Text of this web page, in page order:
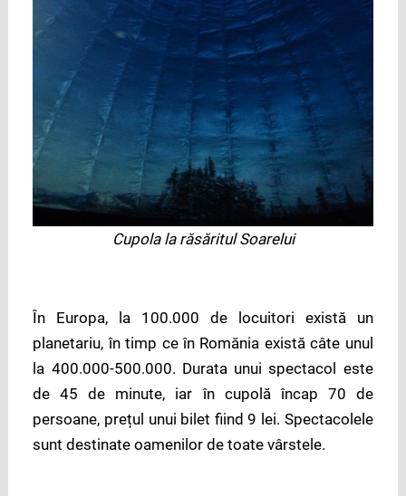
Cupola la răsăritul Soarelui
În Europa, la 100.000 de locuitori există un
planetariu, în timp ce în Romănia există câte unul
la 400.000-500.000. Durata unui spectacol este
de 45 de minute, iar în cupolă încap 70 de
persoane, prețul unui bilet fiind 9 lei. Spectacolele
sunt destinate oamenilor de toate vârstele.